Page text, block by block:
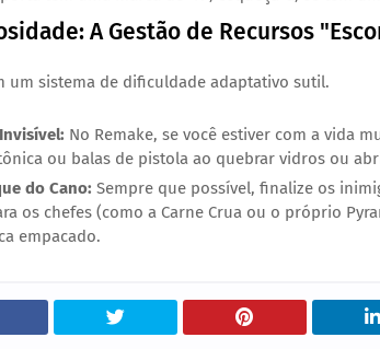
A Gestão de Recursos
um sistema de dificuldade adaptativo sutil.
No Remake, se você estiver com a vida
ou balas de pistola ao quebrar vidros ou
do Cano: Sempre que possível, finalize os
os chefes (como a Carne Crua ou o próprio
empacado.